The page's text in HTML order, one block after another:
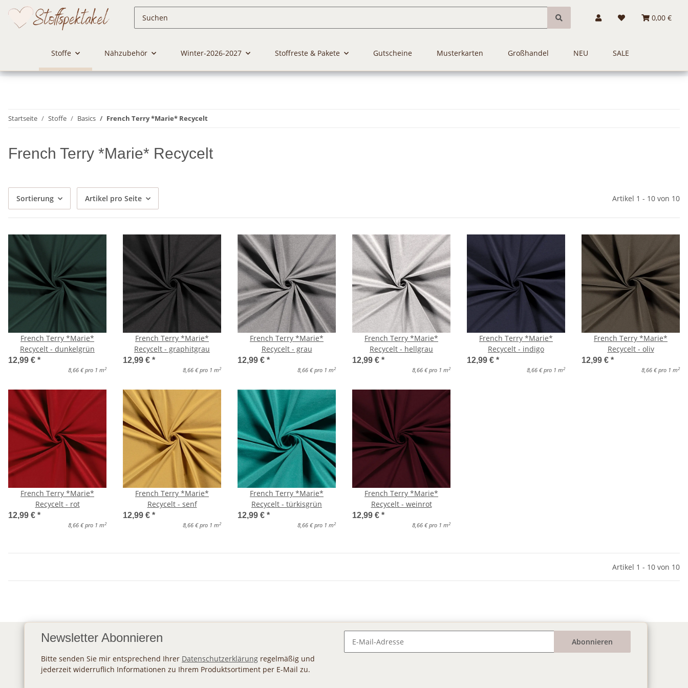
0,00 €
Stoffe Nähzubehör Winter-2026-2027 Stoffreste & Pakete Gutscheine Musterkarten Großhandel NEU SALE
Startseite Stoffe Basics French Terry *Marie* Recycelt
French Terry *Marie* Recycelt
Sortierung Artikel pro Seite Artikel 1 - 10 von 10
French Terry *Marie*
Recycelt - dunkelgrün
12,99 € *
8,66 € pro 1 m2
French Terry *Marie*
Recycelt - graphitgrau
12,99 € *
8,66 € pro 1 m2
French Terry *Marie*
Recycelt - grau
12,99 € *
8,66 € pro 1 m2
French Terry *Marie*
Recycelt - hellgrau
12,99 € *
8,66 € pro 1 m2
French Terry *Marie*
Recycelt - indigo
12,99 € *
8,66 € pro 1 m2
French Terry *Marie*
Recycelt - oliv
12,99 € *
8,66 € pro 1 m2
French Terry *Marie*
Recycelt - rot
12,99 € *
8,66 € pro 1 m2
French Terry *Marie*
Recycelt - senf
12,99 € *
8,66 € pro 1 m2
French Terry *Marie*
Recycelt - türkisgrün
12,99 € *
8,66 € pro 1 m2
French Terry *Marie*
Recycelt - weinrot
12,99 € *
8,66 € pro 1 m2
Artikel 1 - 10 von 10
Newsletter Abonnieren
Bitte senden Sie mir entsprechend Ihrer Datenschutzerklärung regelmäßig und
jederzeit widerruflich Informationen zu Ihrem Produktsortiment per E-Mail zu.
Abonnieren